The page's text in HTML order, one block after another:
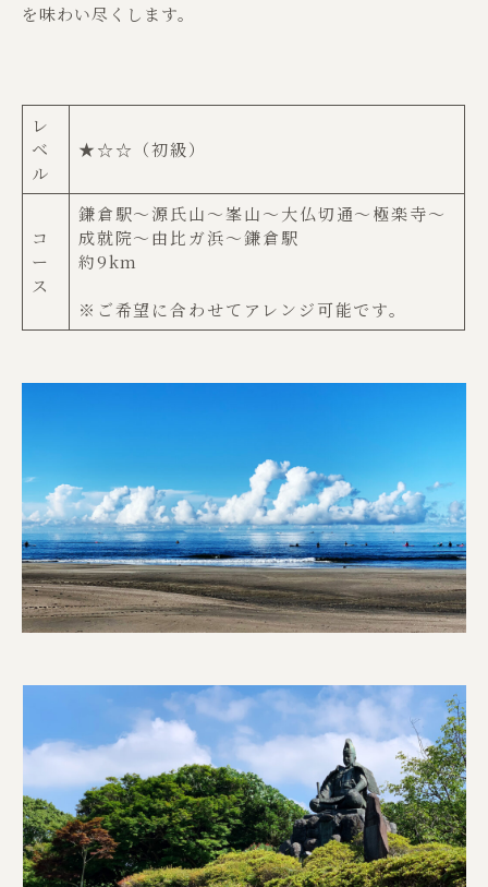
を味わい尽くします。
レ
ベ
ル
★☆☆（初級）
コ
ー
ス
鎌倉駅〜源氏山〜峯山〜大仏切通〜極楽寺〜
成就院〜由比ガ浜〜鎌倉駅
約9km
※ご希望に合わせてアレンジ可能です。